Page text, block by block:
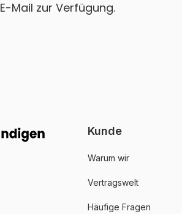
E-Mail zur Verfügung.
Kunde
Warum wir
Vertragswelt
Häufige Fragen